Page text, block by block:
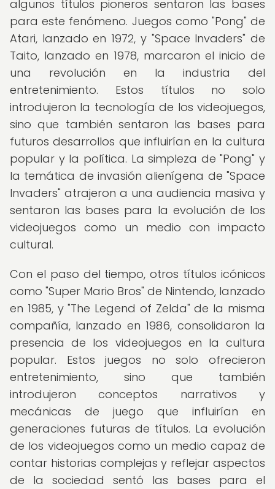
algunos títulos pioneros sentaron las bases
para este fenómeno. Juegos como "Pong" de
Atari, lanzado en 1972, y "Space Invaders" de
Taito, lanzado en 1978, marcaron el inicio de
una revolución en la industria del
entretenimiento. Estos títulos no solo
introdujeron la tecnología de los videojuegos,
sino que también sentaron las bases para
futuros desarrollos que influirían en la cultura
popular y la política. La simpleza de "Pong" y
la temática de invasión alienígena de "Space
Invaders" atrajeron a una audiencia masiva y
sentaron las bases para la evolución de los
videojuegos como un medio con impacto
cultural.
Con el paso del tiempo, otros títulos icónicos
como "Super Mario Bros" de Nintendo, lanzado
en 1985, y "The Legend of Zelda" de la misma
compañía, lanzado en 1986, consolidaron la
presencia de los videojuegos en la cultura
popular. Estos juegos no solo ofrecieron
entretenimiento, sino que también
introdujeron conceptos narrativos y
mecánicas de juego que influirían en
generaciones futuras de títulos. La evolución
de los videojuegos como un medio capaz de
contar historias complejas y reflejar aspectos
de la sociedad sentó las bases para el